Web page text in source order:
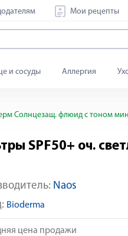
Мои рецепты
и сосуды Аллергия
Солнцезащ. флюид с тоном
SPF50+ оч.
Naos
Bioderma
цена продажи